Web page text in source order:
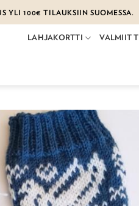
YLI 100€ TILAUKSIIN SUOMESSA.
LAHJAKORTTI VALMIIT